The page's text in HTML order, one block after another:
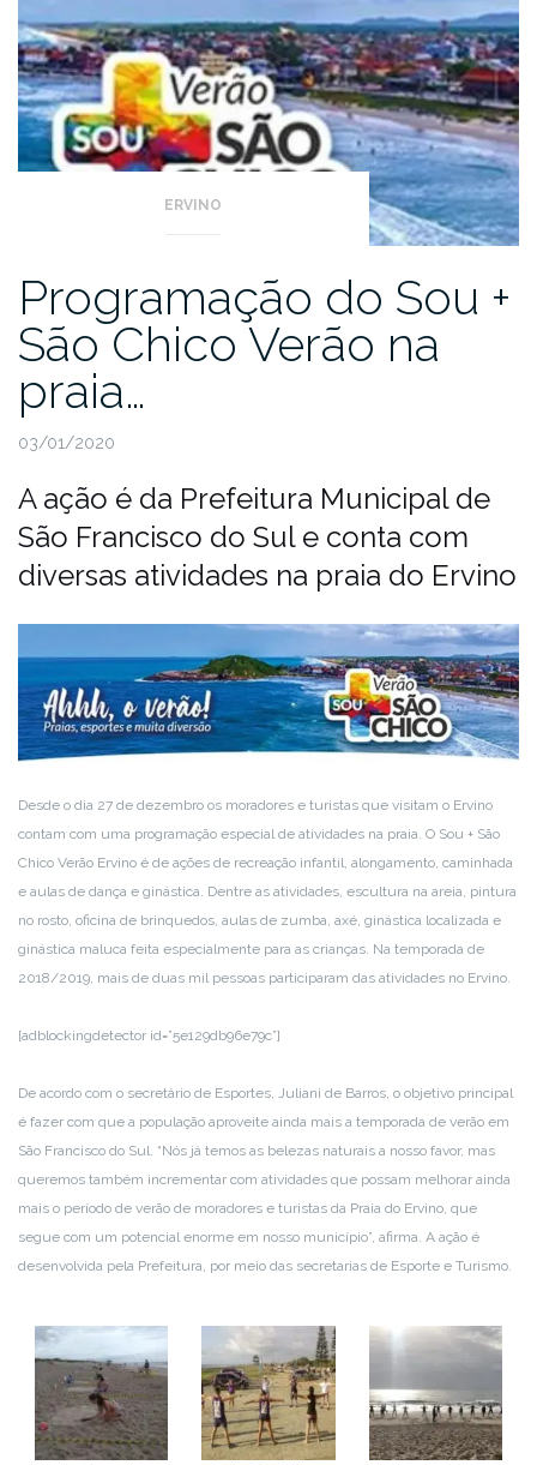
ERVINO
Programação do Sou +
São Chico Verão na
praia…
03/01/2020
A ação é da Prefeitura Municipal de
São Francisco do Sul e conta com
diversas atividades na praia do Ervino
Desde o dia 27 de dezembro os moradores e turistas que visitam o Ervino
contam com uma programação especial de atividades na praia. O Sou + São
Chico Verão Ervino é de ações de recreação infantil, alongamento, caminhada
e aulas de dança e ginástica. Dentre as atividades, escultura na areia, pintura
no rosto, oficina de brinquedos, aulas de zumba, axé, ginástica localizada e
ginástica maluca feita especialmente para as crianças. Na temporada de
2018/2019, mais de duas mil pessoas participaram das atividades no Ervino.
[adblockingdetector id=”5e129db96e79c”]
De acordo com o secretário de Esportes, Juliani de Barros, o objetivo principal
é fazer com que a população aproveite ainda mais a temporada de verão em
São Francisco do Sul. “Nós já temos as belezas naturais a nosso favor, mas
queremos também incrementar com atividades que possam melhorar ainda
mais o período de verão de moradores e turistas da Praia do Ervino, que
segue com um potencial enorme em nosso município”, afirma. A ação é
desenvolvida pela Prefeitura, por meio das secretarias de Esporte e Turismo.